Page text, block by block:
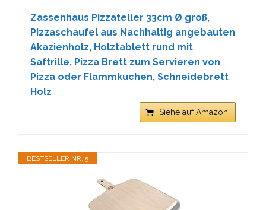
Zassenhaus Pizzateller 33cm Ø groß,
Pizzaschaufel aus Nachhaltig angebauten
Akazienholz, Holztablett rund mit
Saftrille, Pizza Brett zum Servieren von
Pizza oder Flammkuchen, Schneidebrett
Holz
Siehe auf Amazon
BESTSELLER NR. 5